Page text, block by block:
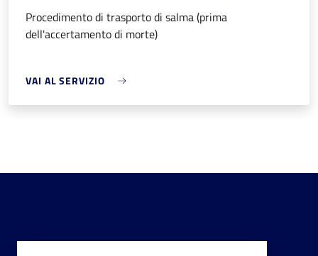
Procedimento di trasporto di salma (prima
dell'accertamento di morte)
VAI AL SERVIZIO